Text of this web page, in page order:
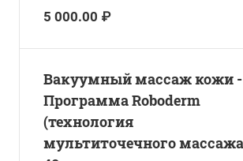
5 000.00 ₽
Вакуумный массаж кожи -
Программа Roboderm
(технология
мультиточечного